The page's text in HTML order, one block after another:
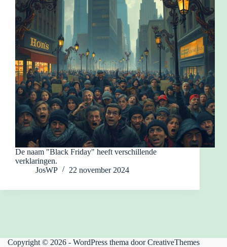
De naam "Black Friday" heeft verschillende
verklaringen.
JosWP
22 november 2024
Copyright © 2026 - WordPress thema doorCreativeThemes